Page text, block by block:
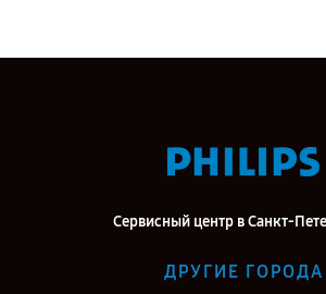
Сервисный центр в Санкт-
ДРУГИЕ ГОРОДА